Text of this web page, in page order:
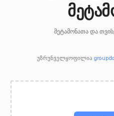
მეტამონათა და
უზრუნველყოფილია